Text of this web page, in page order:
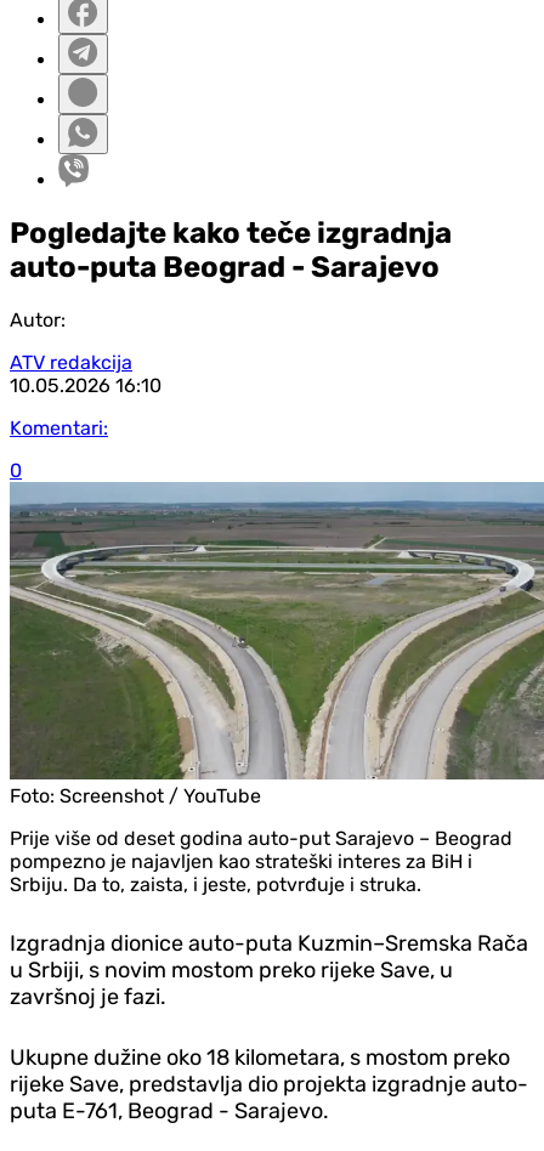
Pogledajte kako teče izgradnja
auto-puta Beograd - Sarajevo
Autor:
ATV redakcija
10.05.2026 16:10
Komentari:
0
Foto: Screenshot / YouTube
Prije više od deset godina auto-put Sarajevo – Beograd
pompezno je najavljen kao strateški interes za BiH i
Srbiju. Da to, zaista, i jeste, potvrđuje i struka.
Izgradnja dionice auto-puta Kuzmin–Sremska Rača
u Srbiji, s novim mostom preko rijeke Save, u
završnoj je fazi.
Ukupne dužine oko 18 kilometara, s mostom preko
rijeke Save, predstavlja dio projekta izgradnje auto-
puta E-761, Beograd - Sarajevo.